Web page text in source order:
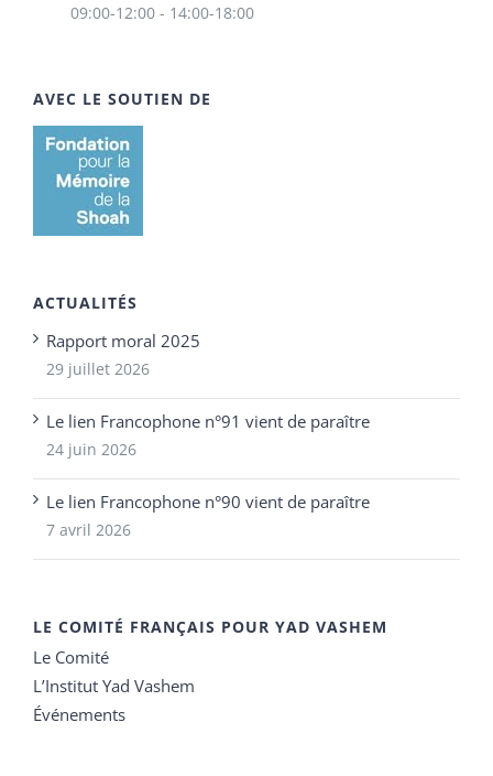
09:00-12:00 - 14:00-18:00
AVEC LE SOUTIEN DE
ACTUALITÉS
Rapport moral 2025
29 juillet 2026
Le lien Francophone n°91 vient de paraître
24 juin 2026
Le lien Francophone n°90 vient de paraître
7 avril 2026
LE COMITÉ FRANÇAIS POUR YAD VASHEM
Le Comité
L’Institut Yad Vashem
Événements